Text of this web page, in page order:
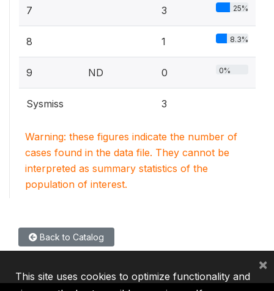
7 3 25%
8 1 8.3%
9 ND 0 0%
Sysmiss 3
Warning: these figures indicate the number of
cases found in the data file. They cannot be
interpreted as summary statistics of the
population of interest.
Back to Catalog
This site uses cookies to optimize functionality and
×